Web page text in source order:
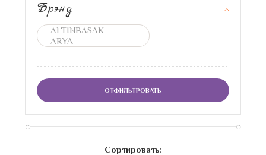
Брэнд
ОТФИЛЬТРОВАТЬ
Сортировать: